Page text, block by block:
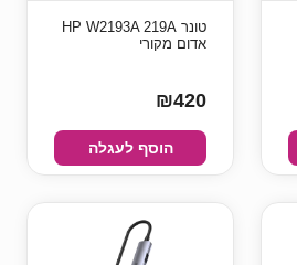
טונר HP W2193A 219A
אדום מקורי
₪420
הוסף לעגלה